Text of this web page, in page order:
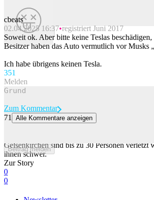
Beitrag melden
cbeats
02.04.2025 16:37 registriert Juni 2017
Soweit ok. Aber bitte keine Teslas
Besitzer haben das Auto vermutlich vor Musks
Ich habe übrigens keinen Tesla.
351
Melden
Beitrag melden
Zum Kommentar
71
Alle Kommentare anzeigen
Gelsenkirchen sind bis zu 30 Personen verletzt
ihnen schwer.
Zur Story
0
0